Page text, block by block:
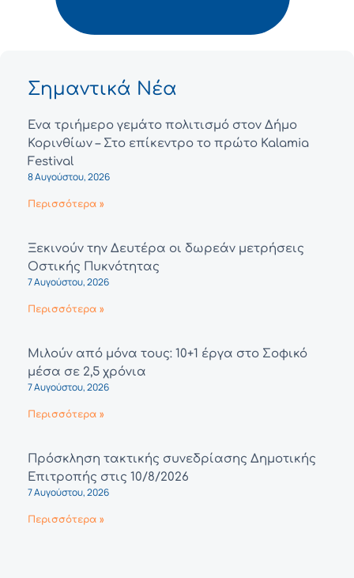
Σημαντικά Νέα
Ένα τριήμερο γεμάτο πολιτισμό στον Δήμο
Κορινθίων – Στο επίκεντρο το πρώτο Kalamia
Festival
8 Αυγούστου, 2026
Περισσότερα »
Ξεκινούν την Δευτέρα οι δωρεάν μετρήσεις
Οστικής Πυκνότητας
7 Αυγούστου, 2026
Περισσότερα »
Μιλούν από μόνα τους: 10+1 έργα στο Σοφικό
μέσα σε 2,5 χρόνια
7 Αυγούστου, 2026
Περισσότερα »
Πρόσκληση τακτικής συνεδρίασης Δημοτικής
Επιτροπής στις 10/8/2026
7 Αυγούστου, 2026
Περισσότερα »